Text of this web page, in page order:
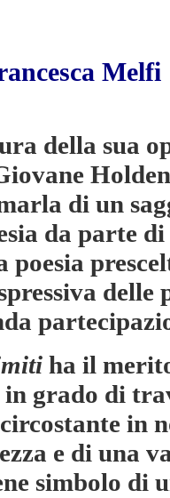
Melfi
della sua
di un
da parte
poesia
delle
ha il
in grado di
in
e di una
simbolo di